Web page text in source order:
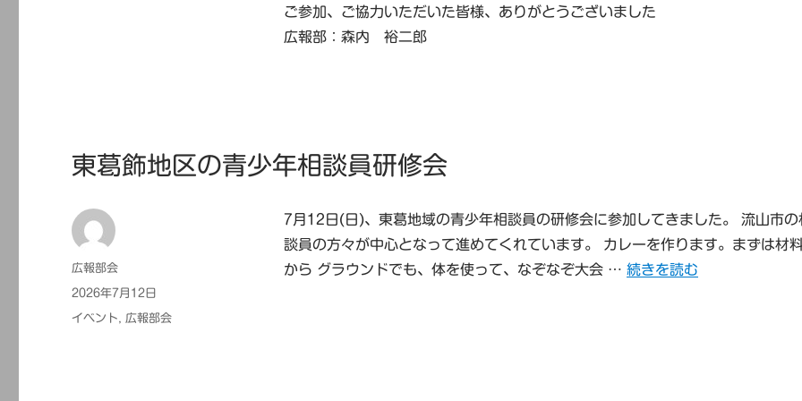
ご参加、ご協力いただいた皆様、ありがとうございました
広報部：森内 裕二郎
東葛飾地区の青少年相談員研修会
7月12日(日)、東葛地域の青少年相談員の研修会に参加してきました。 流山市の
談員の方々が中心となって進めてくれています。 カレーを作ります。まずは材
から グラウンドでも、体を使って、なぞなぞ大会 … “東葛飾地区の青少年相談
続きを読む
投
稿
広報部会
投
稿
2026年7月12日
カ
イベント, 広報部会